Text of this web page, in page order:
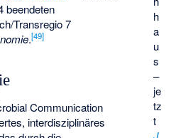
h
a
u
s
–
je
tz
t
beendeten
Transregio 7
.[49]
Communication
interdisziplinäres